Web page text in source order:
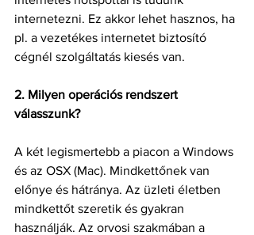
internetezni. Ez akkor lehet hasznos, ha
pl. a vezetékes internetet biztosító
cégnél szolgáltatás kiesés van.
2. Milyen operációs rendszert
válasszunk?
A két legismertebb a piacon a Windows
és az OSX (Mac). Mindkettőnek van
előnye és hátránya. Az üzleti életben
mindkettőt szeretik és gyakran
használják. Az orvosi szakmában a